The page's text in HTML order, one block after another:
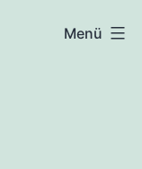
Menü